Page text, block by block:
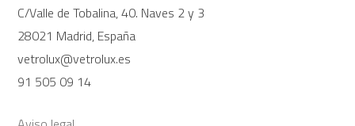
C/Valle de Tobalina, 40. Naves 2 y 3
28021 Madrid, España
vetrolux@vetrolux.es
91 505 09 14